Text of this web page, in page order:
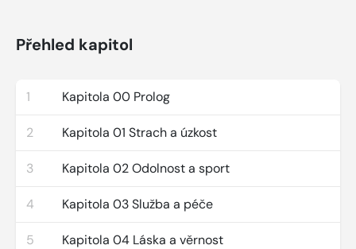
Přehled kapitol
1 Kapitola 00 Prolog
2 Kapitola 01 Strach a úzkost
3 Kapitola 02 Odolnost a sport
4 Kapitola 03 Služba a péče
5 Kapitola 04 Láska a věrnost